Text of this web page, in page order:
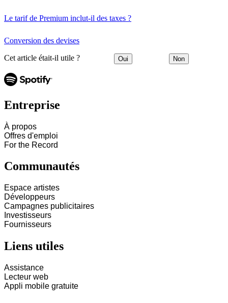
Le tarif de Premium inclut-il des taxes ?
Conversion des devises
Cet article était-il utile ? Oui Non
Entreprise
À propos
Offres d'emploi
For the Record
Communautés
Espace artistes
Développeurs
Campagnes publicitaires
Investisseurs
Fournisseurs
Liens utiles
Assistance
Lecteur web
Appli mobile gratuite